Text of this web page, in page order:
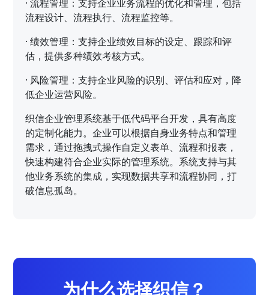
·流程管理：支持企业业务流程的优化和管理，包括
流程设计、流程执行、流程监控等。
·绩效管理：支持企业绩效目标的设定、跟踪和评
估，提供多种绩效考核方式。
· 风险管理：支持企业风险的识别、评估和应对，降
低企业运营风险。
织信企业管理系统基于低代码平台开发，具有高度
的定制化能力。企业可以根据自身业务特点和管理
需求，通过拖拽式操作自定义表单、流程和报表，
快速构建符合企业实际的管理系统。系统支持与其
他业务系统的集成，实现数据共享和流程协同，打
破信息孤岛。
为什么选择织信？